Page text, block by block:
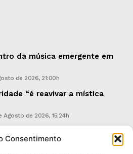
Consentimento
da música emergente em
de 2026, 21:00h
“é reavivar a mística
Agosto de 2026, 15:24h
de risco